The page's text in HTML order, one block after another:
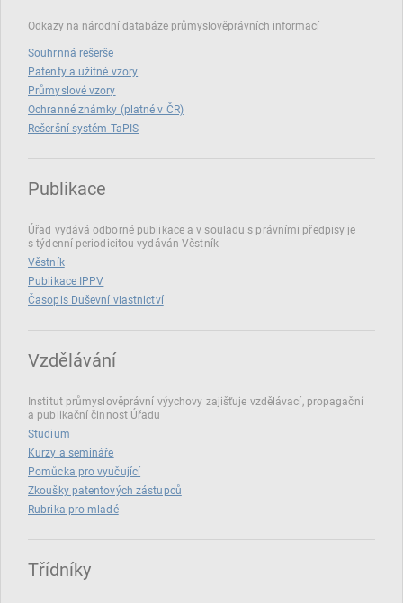
Odkazy na národní databáze průmyslověprávních informací
Souhrnná rešerše
Patenty a užitné vzory
Průmyslové vzory
Ochranné známky (platné v ČR)
Rešeršní systém TaPIS
Publikace
Úřad vydává odborné publikace a v souladu s právními předpisy je
s týdenní periodicitou vydáván Věstník
Věstník
Publikace IPPV
Časopis Duševní vlastnictví
Vzdělávání
Institut průmyslověprávní výychovy zajišťuje vzdělávací, propagační
a publikační činnost Úřadu
Studium
Kurzy a semináře
Pomůcka pro vyučující
Zkoušky patentových zástupců
Rubrika pro mladé
Třídníky